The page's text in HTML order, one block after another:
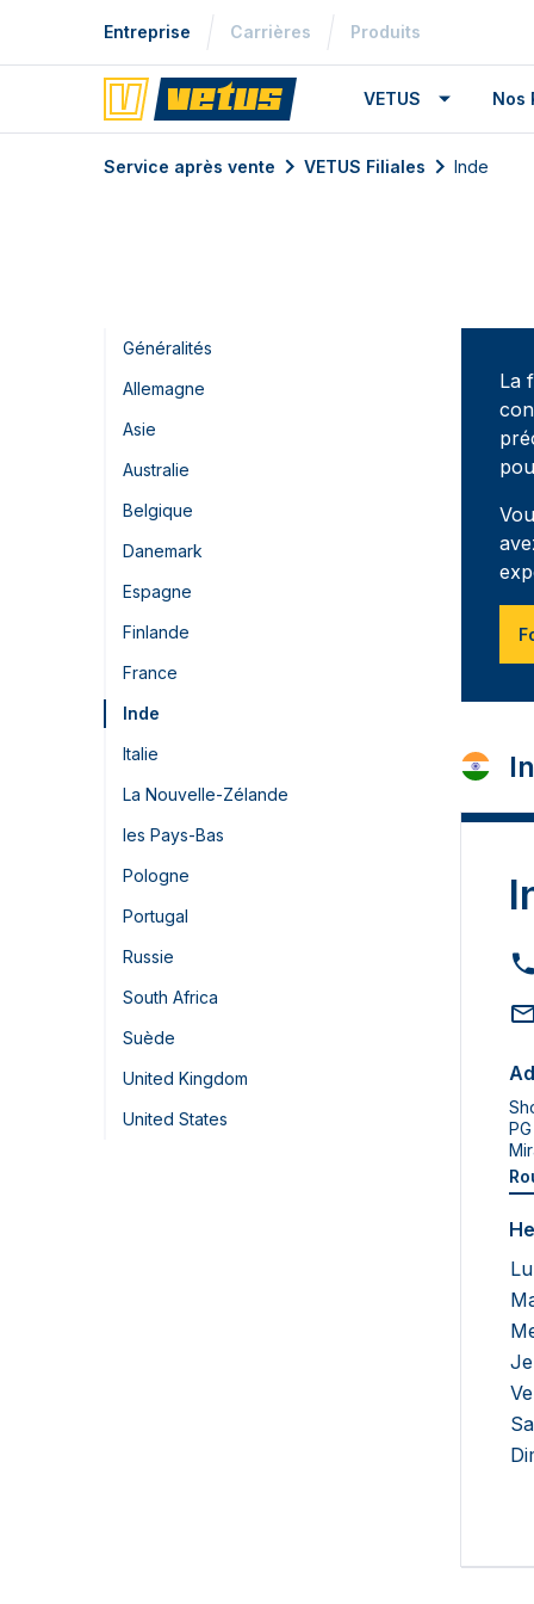
Entreprise Carrières Produits
VETUS Nos
Service après vente VETUS Filiales Inde
Généralités
Allemagne
Asie
Australie
Belgique
Danemark
Espagne
Finlande
France
Inde
Italie
La Nouvelle-Zélande
les Pays-Bas
Pologne
Portugal
Russie
South Africa
Suède
United Kingdom
United States
La